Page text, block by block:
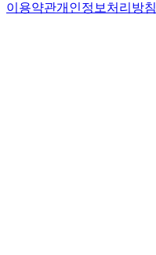
이용약관개인정보처리방침